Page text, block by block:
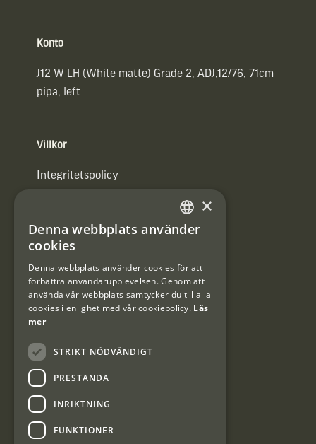
Konto
J12 W LH (White matte) Grade 2, ADJ,12/76, 71cm
pipa, left
Villkor
Integritetspolicy
#Interjaktfamily
Kundklubb
Information om kundklubben.
SWEDISH
×
Denna webbplats använder
cookies
Denna webbplats använder cookies för att
förbättra användarupplevelsen. Genom att
använda vår webbplats samtycker du till alla
cookies i enlighet med vår cookiepolicy. Läs
mer
STRIKT NÖDVÄNDIGT
PRESTANDA
INRIKTNING
FUNKTIONER